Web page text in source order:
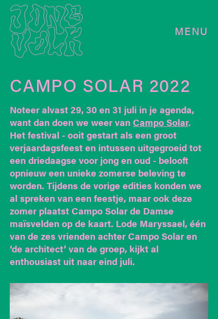
MENU
CAMPO SOLAR 2022
Noteer alvast 29, 30 en 31 juli in je agenda,
want dan doen we weer van Campo Solar.
Het festival - ooit gestart als een groot
verjaardagsfeest en intussen uitgegroeid tot
een driedaagse voor jong en oud - belooft
opnieuw een unieke zomerse beleving te
worden. Tijdens de vorige edities konden we
al spreken van een feestje, maar ook deze
zomer plaatst Campo Solar de Damse
maïsvelden op de kaart. Lode Maryssael, één
van de zes vrienden achter Campo Solar en
‘de architect’ van de groep, kijkt al
enthousiast uit naar eind juli.